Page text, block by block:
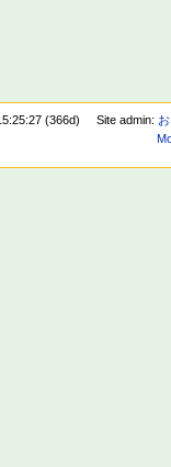
(366d) Site admin: